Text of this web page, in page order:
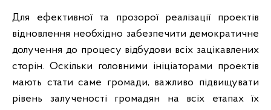
Для ефективної та прозорої реалізації проектів
відновлення необхідно забезпечити демократичне
долучення до процесу відбудови всіх зацікавлених
сторін. Оскільки головними ініціаторами проектів
мають стати саме громади, важливо підвищувати
рівень залученості громадян на всіх етапах їх